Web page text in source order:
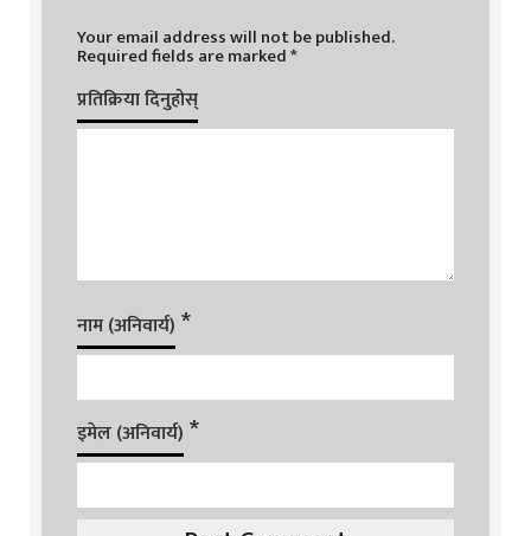
Your email address will not be published.
Required fields are marked*
प्रतिक्रिया दिनुहोस्
नाम (अनिवार्य) *
इमेल (अनिवार्य) *